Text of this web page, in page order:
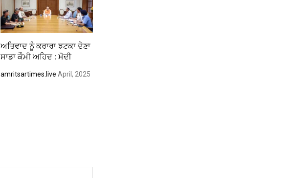
ਅਤਿਵਾਦ ਨੂੰ ਕਰਾਰਾ ਝਟਕਾ ਦੇਣਾ
ਸਾਡਾ ਕੌਮੀ ਅਹਿਦ : ਮੋਦੀ
amritsartimes.live April, 2025